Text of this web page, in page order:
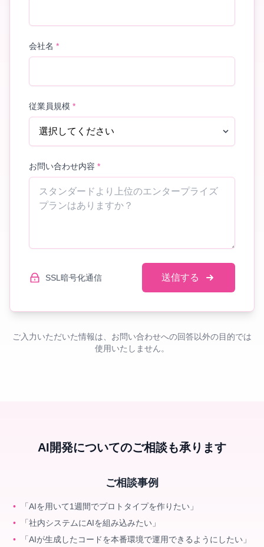
会社名 *
従業員規模 *
お問い合わせ内容 *
SSL暗号化通信 送信する
ご入力いただいた情報は、お問い合わせへの回答以外の目的では
使用いたしません。
AI開発についてのご相談も承ります
ご相談事例
• 「 AIを用いて1週間でプロトタイプを作りたい 」
•
「 社内システムにAIを組み込みたい 」
•
「 AIが生成したコードを本番環境で運用できるようにしたい 」